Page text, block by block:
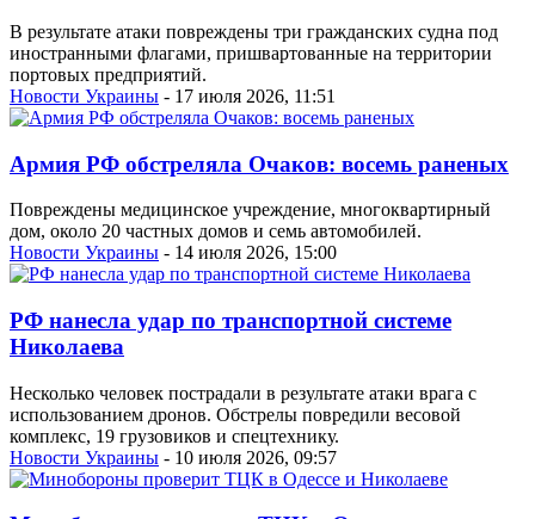
В результате атаки повреждены три гражданских судна под
иностранными флагами, пришвартованные на территории
портовых предприятий.
Новости Украины - 17 июля 2026, 11:51
Армия РФ обстреляла Очаков: восемь раненых
Повреждены медицинское учреждение, многоквартирный
дом, около 20 частных домов и семь автомобилей.
Новости Украины - 14 июля 2026, 15:00
РФ нанесла удар по транспортной системе
Николаева
Несколько человек пострадали в результате атаки врага с
использованием дронов. Обстрелы повредили весовой
комплекс, 19 грузовиков и спецтехнику.
Новости Украины - 10 июля 2026, 09:57